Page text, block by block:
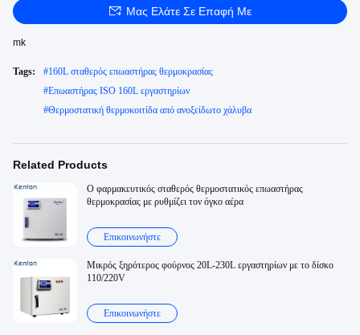
Μας Ελάτε Σε Επαφή Με
mk
Tags: #160L σταθερός επωαστήρας θερμοκρασίας
#Επωαστήρας ISO 160L εργαστηρίων
#Θερμοστατική θερμοκοιτίδα από ανοξείδωτο χάλυβα
Related Products
Ο φαρμακευτικός σταθερός θερμοστατικός επωαστήρας
θερμοκρασίας με ρυθμίζει τον όγκο αέρα
Επικοινωνήστε
Μικρός ξηρότερος φούρνος 20L-230L εργαστηρίων με το δίσκο
110/220V
Επικοινωνήστε